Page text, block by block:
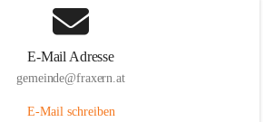
E-Mail Adresse
gemeinde@fraxern.at
E-Mail schreiben